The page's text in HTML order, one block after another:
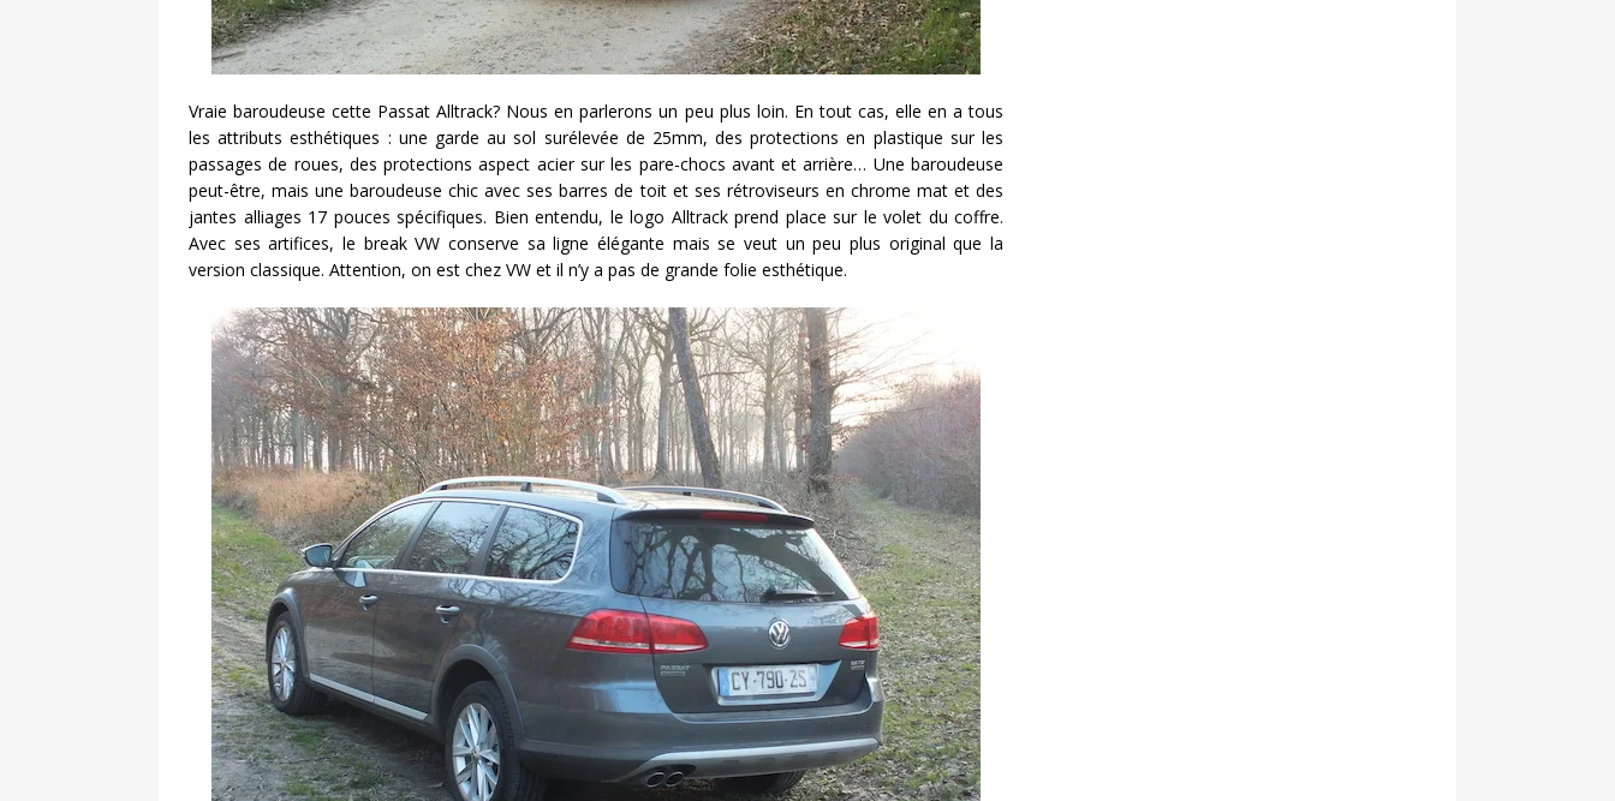
Vraie baroudeuse cette Passat Alltrack? Nous en parlerons un peu plus loin. En tout cas, elle en a tous
les attributs esthétiques : une garde au sol surélevée de 25mm, des protections en plastique sur les
passages de roues, des protections aspect acier sur les pare-chocs avant et arrière… Une baroudeuse
peut-être, mais une baroudeuse chic avec ses barres de toit et ses rétroviseurs en chrome mat et des
jantes alliages 17 pouces spécifiques. Bien entendu, le logo Alltrack prend place sur le volet du coffre.
Avec ses artifices, le break VW conserve sa ligne élégante mais se veut un peu plus original que la
version classique. Attention, on est chez VW et il n’y a pas de grande folie esthétique.